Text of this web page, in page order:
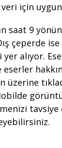
için uygun
saat 9
çeperde
alıyor.
eserler